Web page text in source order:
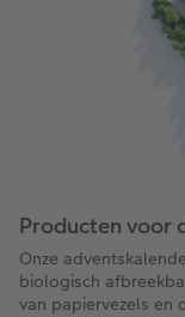
Producten voor
Onze
biologisch
van papiervezels en